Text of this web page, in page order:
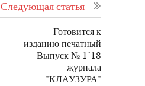
Следующая статья
Готовится к
изданию печатный
Выпуск № 1`18
журнала
"КЛАУЗУРА"